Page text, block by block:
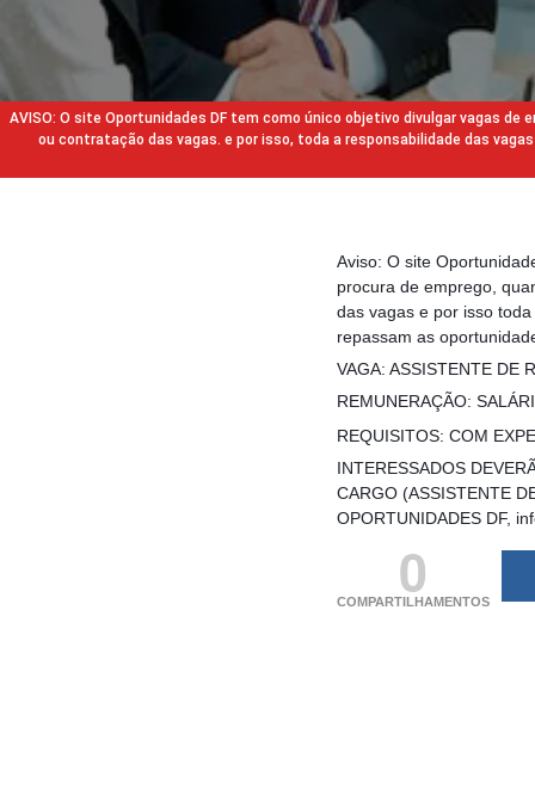
AVISO: O site Oportunidades DF tem como único objetivo divulgar vagas
ou contratação das vagas. e por isso, toda a responsabilidade das
Aviso: O site
procura de emprego,
das vagas e por isso
repassam as
VAGA: ASSISTENTE DE
REMUNERAÇÃO:
REQUISITOS: COM
INTERESSADOS
CARGO (ASSISTENTE
OPORTUNIDADES DF,
0
COMPARTILHAMENTOS